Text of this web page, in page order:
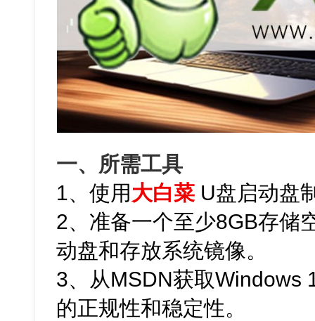
一、所需工具
1、使用 大白菜 U盘启动盘
2、准备一个至少8GB存储
动盘和存放系统镜像。
3、从MSDN获取Windows
的正规性和稳定性。